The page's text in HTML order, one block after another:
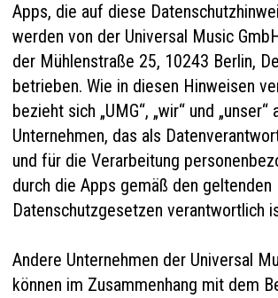
Apps, die auf diese
werden von der Universal Music
der Mühlenstraße 25, 10243 Berlin,
betrieben. Wie in diesen Hinweisen
bezieht sich „UMG“, „wir“ und
Unternehmen, das als
und für die Verarbeitung
durch die Apps gemäß den geltenden
Datenschutzgesetzen verantwortlich
Andere Unternehmen der Universal
können im Zusammenhang mit dem